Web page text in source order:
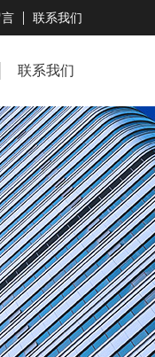
联系我们
联系我们